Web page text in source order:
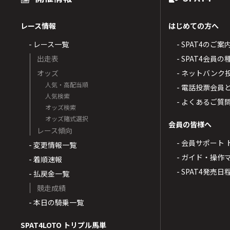
レース情報
- レース一覧
出走表
オッズ
人気・高配当順
人気検索
オッズ検索
オッズ賭式選択
レース傾向
- 変更情報一覧
- 着順速報
- 払戻金一覧
競走成績
- 本日の騎乗一覧
SPAT4LOTO トリプル馬単
はじめての方へ
- SPAT4のご案
- SPAT4会員の
- ネットバンク
- 電話投票会員
- よくあるご質
会員の皆様へ
- 会員サポート
- ガイド・操作
- SPAT4発売日